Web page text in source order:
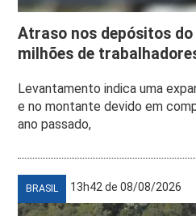
Atraso nos depósitos do
milhões de
Levantamento indica uma
e no montante devido em
ano passado,
BRASIL 13h42 de 08/08/2026